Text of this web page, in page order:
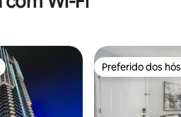
Preferido dos
Preferido dos